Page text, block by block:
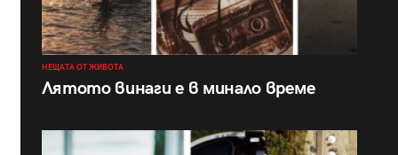
НЕЩАТА ОТ ЖИВОТА
Лятото винаги е в минало време